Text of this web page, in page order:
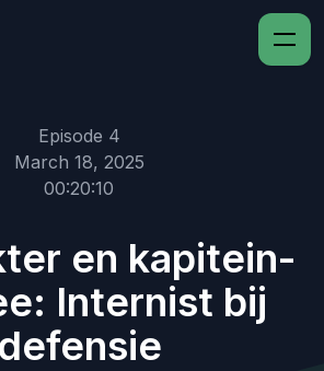
Episode 4
March 18, 2025
00:20:10
en kapitein-
Internist bij
defensie